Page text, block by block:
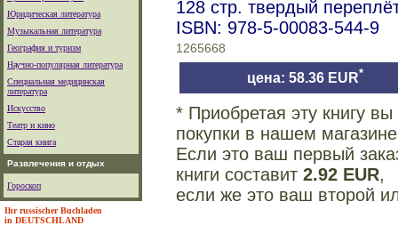
Юридическая литература
Музыкальная литература
География и туризм
Научно-популярная литература
Специальная медицинская
литература
Искусство
Театр и кино
Старая книга
Развлечения и отдых
Гороскоп
Ihr russischer Buchladen
in DEUTSCHLAND
128 стр. твердый
ISBN: 978-5-00083-544-9
1265668
цена: 58.36 EUR*
* Приобретая эту книгу
покупки в нашем
Если это ваш первый
книги составит 2.92 EUR,
если же это ваш второй